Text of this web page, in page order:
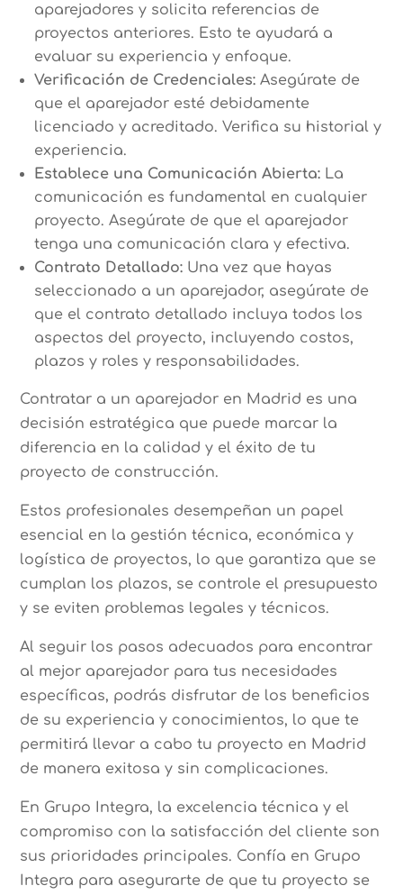
aparejadores y solicita referencias de
proyectos anteriores. Esto te ayudará a
evaluar su experiencia y enfoque.
Verificación de Credenciales: Asegúrate de
que el aparejador esté debidamente
licenciado y acreditado. Verifica su historial y
experiencia.
Establece una Comunicación Abierta: La
comunicación es fundamental en cualquier
proyecto. Asegúrate de que el aparejador
tenga una comunicación clara y efectiva.
Contrato Detallado: Una vez que hayas
seleccionado a un aparejador, asegúrate de
que el contrato detallado incluya todos los
aspectos del proyecto, incluyendo costos,
plazos y roles y responsabilidades.
Contratar a un aparejador en Madrid es una
decisión estratégica que puede marcar la
diferencia en la calidad y el éxito de tu
proyecto de construcción.
Estos profesionales desempeñan un papel
esencial en la gestión técnica, económica y
logística de proyectos, lo que garantiza que se
cumplan los plazos, se controle el presupuesto
y se eviten problemas legales y técnicos.
Al seguir los pasos adecuados para encontrar
al mejor aparejador para tus necesidades
específicas, podrás disfrutar de los beneficios
de su experiencia y conocimientos, lo que te
permitirá llevar a cabo tu proyecto en Madrid
de manera exitosa y sin complicaciones.
En Grupo Integra, la excelencia técnica y el
compromiso con la satisfacción del cliente son
sus prioridades principales. Confía en Grupo
Integra para asegurarte de que tu proyecto se